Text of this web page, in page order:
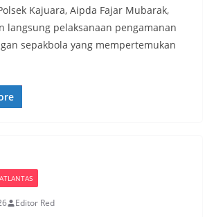
Kajuara, Aipda Fajar Mubarak,
langsung pelaksanaan pengamanan
sepakbola yang mempertemukan
Editor Red